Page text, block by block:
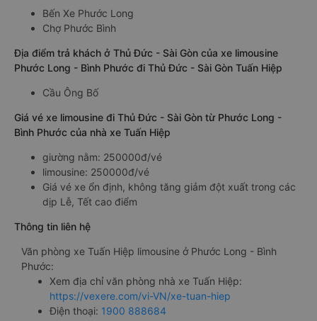
Bến Xe Phước Long
Chợ Phước Bình
Địa điểm trả khách ở Thủ Đức - Sài Gòn của xe limousine
Phước Long - Bình Phước đi Thủ Đức - Sài Gòn Tuấn Hiệp
Cầu Ông Bố
Giá vé xe limousine đi Thủ Đức - Sài Gòn từ Phước Long -
Bình Phước của nhà xe Tuấn Hiệp
giường nằm: 250000đ/vé
limousine: 250000đ/vé
Giá vé xe ổn định, không tăng giảm đột xuất trong các
dịp Lễ, Tết cao điểm
Thông tin liên hệ
Văn phòng xe Tuấn Hiệp limousine ở Phước Long - Bình
Phước:
Xem địa chỉ văn phòng nhà xe Tuấn Hiệp:
https://vexere.com/vi-VN/xe-tuan-hiep
Điện thoại: 1900 888684